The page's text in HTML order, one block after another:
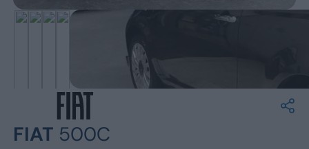
Alfa Romeo
FIAT 500C